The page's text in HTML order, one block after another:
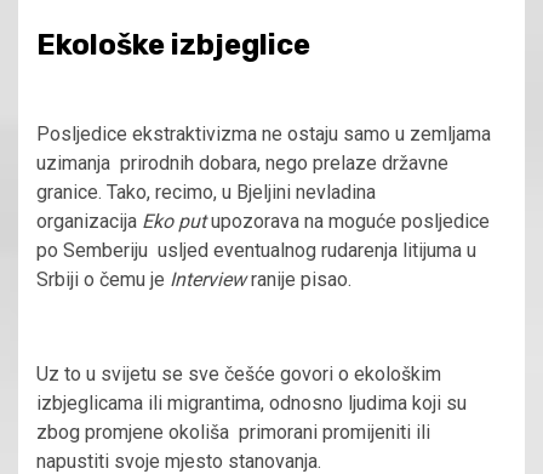
Ekološke izbjeglice
Posljedice ekstraktivizma ne ostaju samo u zemljama
uzimanja prirodnih dobara, nego prelaze državne
granice. Tako, recimo, u Bjeljini nevladina
organizacija Eko putupozorava na moguće posljedice
po Semberiju usljed eventualnog rudarenja litijuma u
Srbiji o čemu je Interviewranije pisao.
Uz to u svijetu se sve češće govori o ekološkim
izbjeglicama ili migrantima, odnosno ljudima koji su
zbog promjene okoliša primorani promijeniti ili
napustiti svoje mjesto stanovanja.